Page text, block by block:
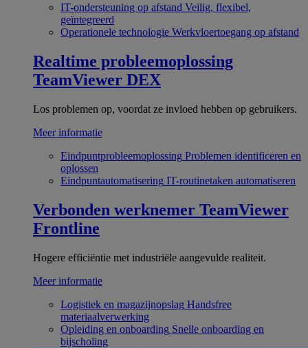
IT-ondersteuning op afstand Veilig, flexibel,
geïntegreerd
Operationele technologie Werkvloertoegang op afstand
Realtime probleemoplossing
TeamViewer DEX
Los problemen op, voordat ze invloed hebben op gebruikers.
Meer informatie
Eindpuntprobleemoplossing Problemen identificeren en
oplossen
Eindpuntautomatisering IT-routinetaken automatiseren
Verbonden werknemer TeamViewer
Frontline
Hogere efficiëntie met industriële aangevulde realiteit.
Meer informatie
Logistiek en magazijnopslag Handsfree
materiaalverwerking
Opleiding en onboarding Snelle onboarding en
bijscholing